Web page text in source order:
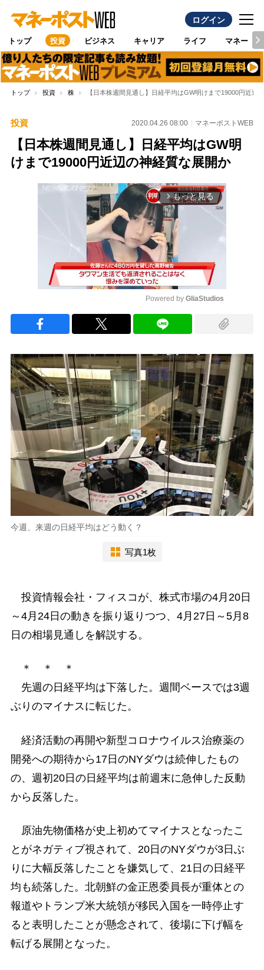
ログイン
トップ 投資 ビジネス キャリア ライフ マネー
トップ 投資 株 【日本株週間見通し】日経平均はGW明けまで19000円近辺
投資 2020.04.26 08:00 マネーポストWEB
【日本株週間見通し】日経平均はGW明
けまで19000円近辺の神経質な展開か
arrow_forward_ios もっと見る
Powered by GliaStudios
今週、来週の日経平均はどう動く？
写真1枚
投資情報会社・フィスコが、株式市場の4月20日
～4月24日の動きを振り返りつつ、4月27日～5月8
日の相場見通しを解説する。
＊ ＊ ＊
先週の日経平均は下落した。週間ベースでは3週
ぶりのマイナスに転じた。
経済活動の再開や新型コロナウイルス治療薬の
開発への期待から17日のNYダウは続伸したもの
の、週初20日の日経平均は前週末に急伸した反動
から反落した。
原油先物価格が史上初めてマイナスとなったこ
とがネガティブ視されて、20日のNYダウが3日ぶ
りに大幅反落したことを嫌気して、21日の日経平
均も続落した。北朝鮮の金正恩委員長が重体との
報道やトランプ米大統領が移民入国を一時停止す
ると表明したことが懸念されて、後場に下げ幅を
転げる展開となった。